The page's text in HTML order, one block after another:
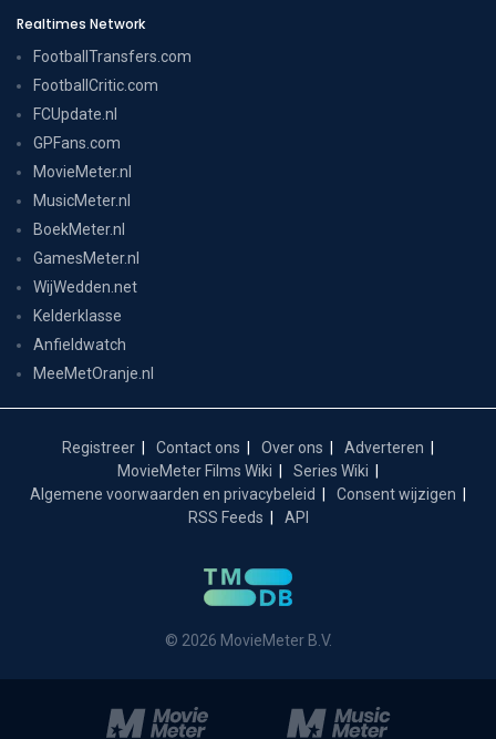
Realtimes Network
FootballTransfers.com
FootballCritic.com
FCUpdate.nl
GPFans.com
MovieMeter.nl
MusicMeter.nl
BoekMeter.nl
GamesMeter.nl
WijWedden.net
Kelderklasse
Anfieldwatch
MeeMetOranje.nl
Registreer Contact ons Over ons
Adverteren
MovieMeter Films Wiki
Series Wiki
Algemene voorwaarden en privacybeleid
Consent wijzigen
RSS Feeds
API
© 2026 MovieMeter B.V.